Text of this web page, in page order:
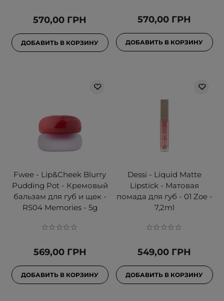
570,00 ГРН
ДОБАВИТЬ В КОРЗИНУ
570,00 ГРН
ДОБАВИТЬ В КОРЗИНУ
Fwee - Lip&Cheek Blurry
Pudding Pot - Кремовый
бальзам для губ и щек -
RS04 Memories - 5g
569,00 ГРН
ДОБАВИТЬ В КОРЗИНУ
Dessi - Liquid Matte
Lipstick - Матовая
помада для губ - 01 Zoe -
7,2ml
549,00 ГРН
ДОБАВИТЬ В КОРЗИНУ